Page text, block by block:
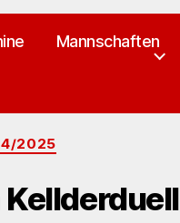
Mannschaften
2025